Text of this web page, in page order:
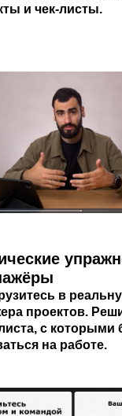
и чек-листы.
в
проектов.
с которыми
на работе.